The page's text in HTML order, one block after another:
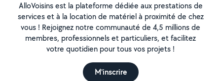
AlloVoisins est la plateforme dédiée aux prestations de
services et à la location de matériel à proximité de chez
vous ! Rejoignez notre communauté de 4,5 millions de
membres, professionnels et particuliers, et facilitez
votre quotidien pour tous vos projets !
M'inscrire